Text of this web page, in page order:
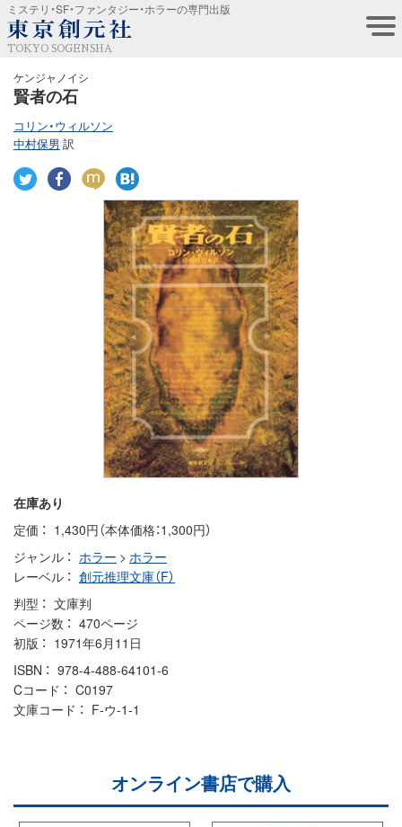
ミステリ・SF・ファンタジー・ホラーの専門出版
TOKYO SOGENSHA
ケンジャノイシ
賢者の石
コリン・ウィルソン
中村保男 訳
在庫あり
定価
1,430円（本体価格：1,300円）
ジャンル
ホラー > ホラー
レーベル
創元推理文庫（F）
判型
文庫判
ページ数
470ページ
初版
1971年6月11日
ISBN
978-4-488-64101-6
Cコード
C0197
文庫コード
F-ウ-1-1
オンライン書店で購入